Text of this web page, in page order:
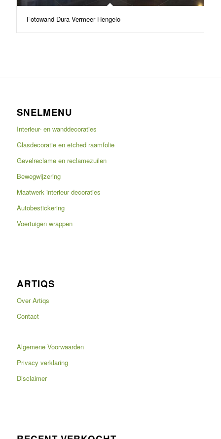
Fotowand Dura Vermeer Hengelo
SNELMENU
Interieur- en wanddecoraties
Glasdecoratie en etched raamfolie
Gevelreclame en reclamezuilen
Bewegwijzering
Maatwerk interieur decoraties
Autobestickering
Voertuigen wrappen
ARTIQS
Over Artiqs
Contact
Algemene Voorwaarden
Privacy verklaring
Disclaimer